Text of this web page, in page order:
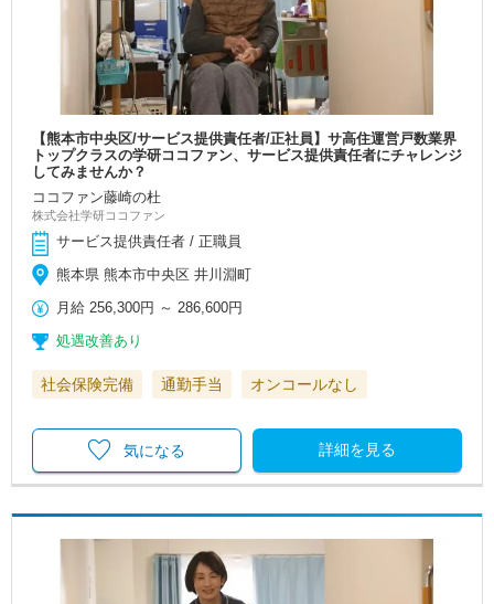
【熊本市中央区/サービス提供責任者/正社員】サ高住運営戸数業界
トップクラスの学研ココファン、サービス提供責任者にチャレンジ
してみませんか？
ココファン藤崎の杜
株式会社学研ココファン
サービス提供責任者 / 正職員
熊本県 熊本市中央区 井川淵町
月給 256,300円 ～ 286,600円
処遇改善あり
社会保険完備 通勤手当 オンコールなし
詳細を見る
気になる